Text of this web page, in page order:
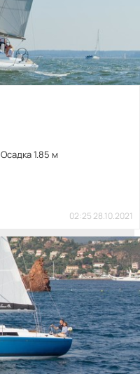
Осадка 1.85 м
02:25 28.10.2021